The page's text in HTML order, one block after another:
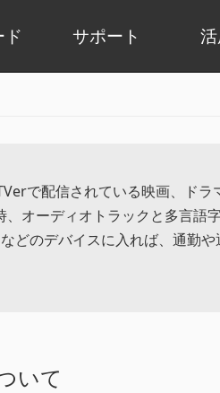
サポート
で配信されている映画、ドラ
オーディオトラックと多言語
どのデバイスに入れば、通勤や
いて